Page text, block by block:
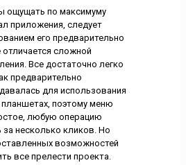
ощущать по максимуму
приложения, следует
его предварительно
отличается сложной
Все достаточно легко
предварительно
для использования
планшетах, поэтому меню
любую операцию
несколько кликов. Но
возможностей
все прелести проекта.